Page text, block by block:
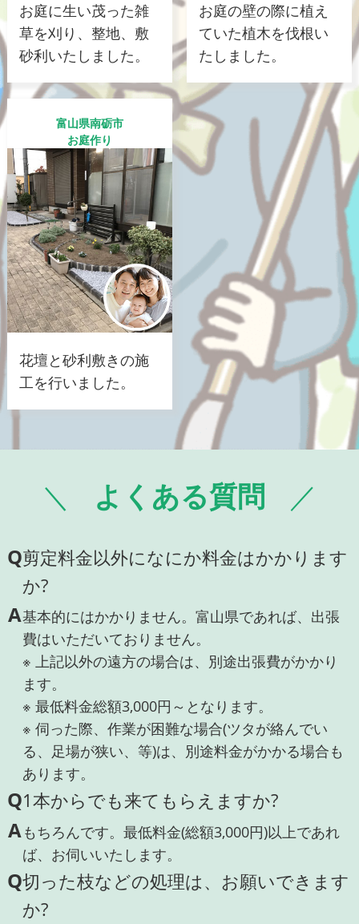
お庭に生い茂った雑
草を刈り、整地、敷
砂利いたしました。
お庭の壁の際に植え
ていた植木を伐根い
たしました。
富山県南砺市
お庭作り
花壇と砂利敷きの施
工を行いました。
よくある質問
Q剪定料金以外になにか料金はかかります
か?
A基本的にはかかりません。富山県であれば、出張
費はいただいておりません。
※ 上記以外の遠方の場合は、別途出張費がかかり
ます。
※ 最低料金総額3,000円～となります。
※ 伺った際、作業が困難な場合(ツタが絡んでい
る、足場が狭い、等)は、別途料金がかかる場合も
あります。
Q1本からでも来てもらえますか?
Aもちろんです。最低料金(総額3,000円)以上であれ
ば、お伺いいたします。
Q切った枝などの処理は、お願いできます
か?